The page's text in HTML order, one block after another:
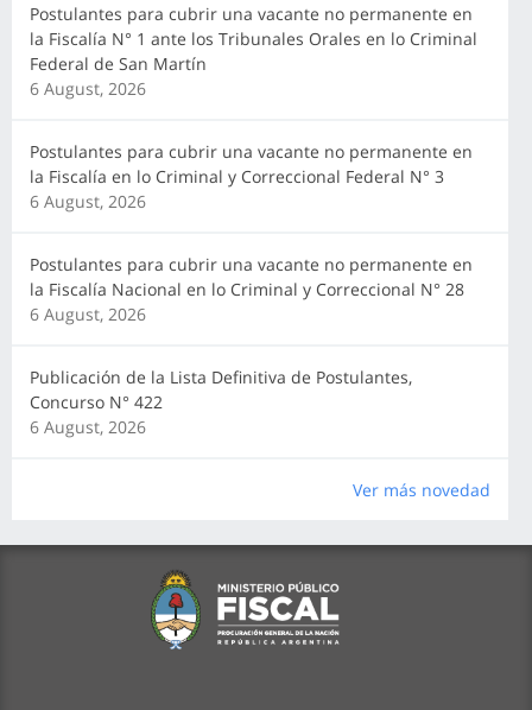
Postulantes para cubrir una vacante no permanente en
la Fiscalía N° 1 ante los Tribunales Orales en lo Criminal
Federal de San Martín
6 August, 2026
Postulantes para cubrir una vacante no permanente en
la Fiscalía en lo Criminal y Correccional Federal N° 3
6 August, 2026
Postulantes para cubrir una vacante no permanente en
la Fiscalía Nacional en lo Criminal y Correccional N° 28
6 August, 2026
Publicación de la Lista Definitiva de Postulantes,
Concurso N° 422
6 August, 2026
Ver más novedad